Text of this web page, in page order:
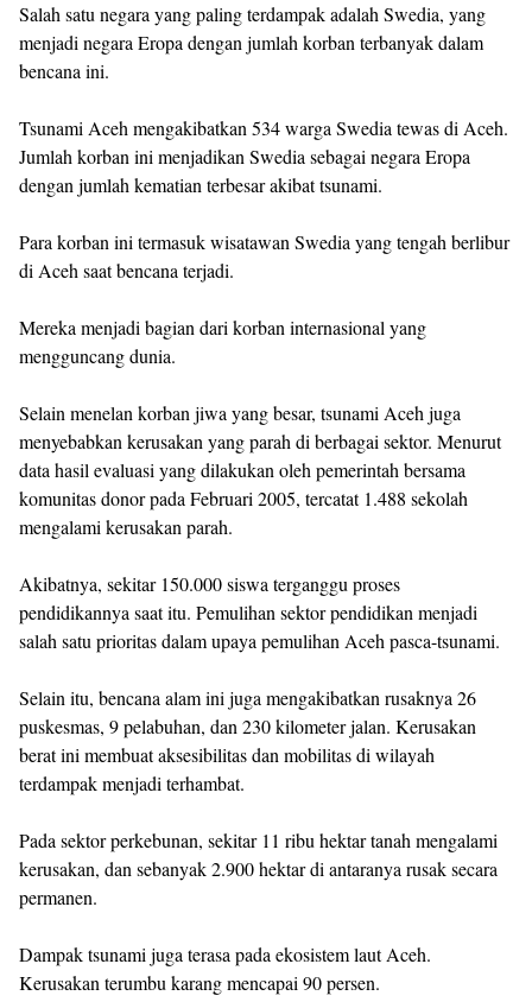
Salah satu negara yang paling terdampak adalah Swedia, yang
menjadi negara Eropa dengan jumlah korban terbanyak dalam
bencana ini.
Tsunami Aceh mengakibatkan 534 warga Swedia tewas di Aceh.
Jumlah korban ini menjadikan Swedia sebagai negara Eropa
dengan jumlah kematian terbesar akibat tsunami.
Para korban ini termasuk wisatawan Swedia yang tengah berlibur
di Aceh saat bencana terjadi.
Mereka menjadi bagian dari korban internasional yang
mengguncang dunia.
Selain menelan korban jiwa yang besar, tsunami Aceh juga
menyebabkan kerusakan yang parah di berbagai sektor. Menurut
data hasil evaluasi yang dilakukan oleh pemerintah bersama
komunitas donor pada Februari 2005, tercatat 1.488 sekolah
mengalami kerusakan parah.
Akibatnya, sekitar 150.000 siswa terganggu proses
pendidikannya saat itu. Pemulihan sektor pendidikan menjadi
salah satu prioritas dalam upaya pemulihan Aceh pasca-tsunami.
Selain itu, bencana alam ini juga mengakibatkan rusaknya 26
puskesmas, 9 pelabuhan, dan 230 kilometer jalan. Kerusakan
berat ini membuat aksesibilitas dan mobilitas di wilayah
terdampak menjadi terhambat.
Pada sektor perkebunan, sekitar 11 ribu hektar tanah mengalami
kerusakan, dan sebanyak 2.900 hektar di antaranya rusak secara
permanen.
Dampak tsunami juga terasa pada ekosistem laut Aceh.
Kerusakan terumbu karang mencapai 90 persen.